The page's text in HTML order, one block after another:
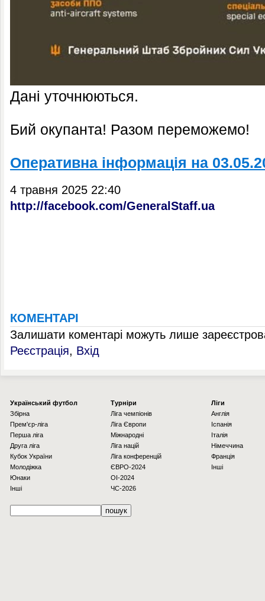
Дані уточнюються.
Бий окупанта! Разом переможемо!
Оперативна інформація на
4 травня 2025 22:40
http://facebook.com/GeneralStaff.ua
КОМЕНТАРІ
Залишати коментарі можуть лише
Реєстрація, Вхід
Українcький футбол
Збірна
Прем'єр-ліга
Перша ліга
Друга ліга
Кубок України
Молодіжка
Юнаки
Інші
Турніри
Ліга чемпіонів
Ліга Європи
Міжнародні
Ліга націй
Ліга конференцій
ЄВРО-2024
OI-2024
ЧС-2026
Ліги
Англія
Іспанія
Італія
Німеччина
Франція
Інші